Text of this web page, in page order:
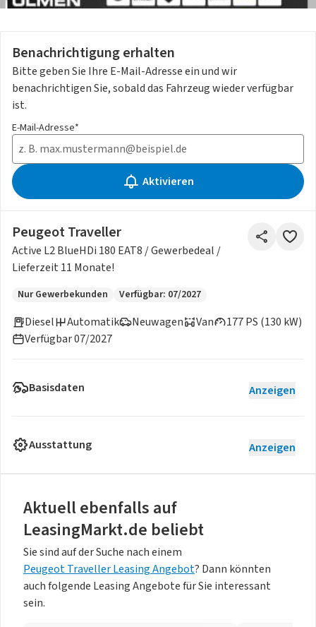
Benachrichtigung erhalten
Bitte geben Sie Ihre E-Mail-Adresse ein und wir
benachrichtigen Sie, sobald das Fahrzeug wieder verfügbar
ist.
E-Mail-Adresse*
Aktivieren
Peugeot Traveller
Active L2 BlueHDi 180 EAT8 / Gewerbedeal /
Lieferzeit 11 Monate!
Nur Gewerbekunden Verfügbar: 07/2027
Diesel Neuwagen 177 PS (130 kW)
Automatik
Van
Verfügbar 07/2027
Basisdaten Anzeigen
Ausstattung Anzeigen
Aktuell ebenfalls auf
LeasingMarkt.de beliebt
Sie sind auf der Suche nach einem
Peugeot Traveller Leasing Angebot? Dann könnten
auch folgende Leasing Angebote für Sie interessant
sein.